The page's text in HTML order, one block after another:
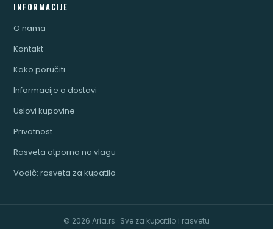
INFORMACIJE
O nama
Kontakt
Kako poručiti
Informacije o dostavi
Uslovi kupovine
Privatnost
Rasveta otporna na vlagu
Vodič: rasveta za kupatilo
© 2026 Aria.rs · Sve za kupatilo i rasvetu